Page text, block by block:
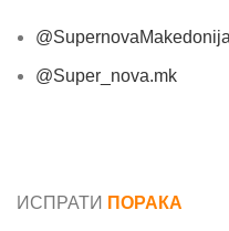
@SupernovaMakedonija
@Super_nova.mk
ИСПРАТИ ПОРАКА